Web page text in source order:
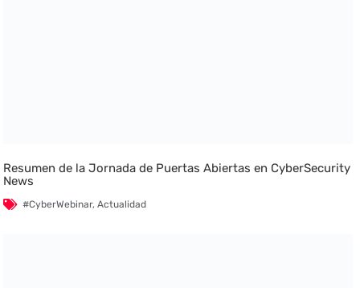
Resumen de la Jornada de Puertas Abiertas en CyberSecurity
News
#CyberWebinar,Actualidad